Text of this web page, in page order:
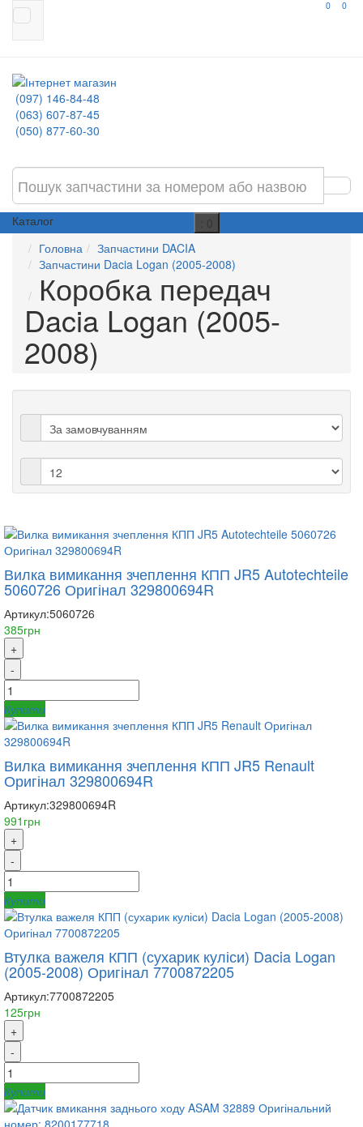
0 0
(097) 146-84-48
(063) 607-87-45
(050) 877-60-30
Каталог
Головна
Запчастини DACIA
Запчастини Dacia Logan (2005-2008)
Коробка передач
Dacia Logan (2005-
2008)
Вилка вимикання зчеплення КПП JR5 Autotechteile
5060726 Оригінал 329800694R
Артикул:5060726
385грн
+
-
Купити
Вилка вимикання зчеплення КПП JR5 Renault
Оригінал 329800694R
Артикул:329800694R
991грн
+
-
Купити
Втулка важеля КПП (сухарик куліси) Dacia Logan
(2005-2008) Оригінал 7700872205
Артикул:7700872205
125грн
+
-
Купити